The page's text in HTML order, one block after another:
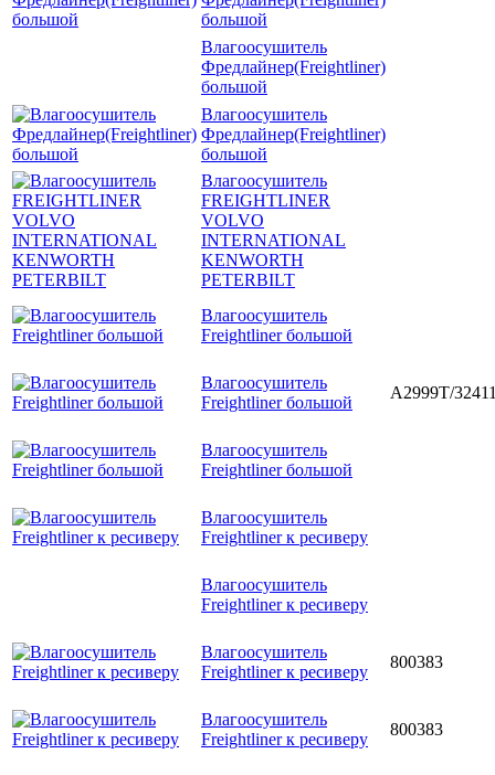
большой
Влагоосушитель
Фредлайнер(Freightliner)
большой
Влагоосушитель
Фредлайнер(Freightliner)
большой
Влагоосушитель
FREIGHTLINER
VOLVO
INTERNATIONAL
KENWORTH
PETERBILT
Влагоосушитель
Freightliner большой
Влагоосушитель
Freightliner большой
A2999T/
Влагоосушитель
Freightliner большой
Влагоосушитель
Freightliner к ресиверу
Влагоосушитель
Freightliner к ресиверу
Влагоосушитель
Freightliner к ресиверу
800383
Влагоосушитель
Freightliner к ресиверу
800383